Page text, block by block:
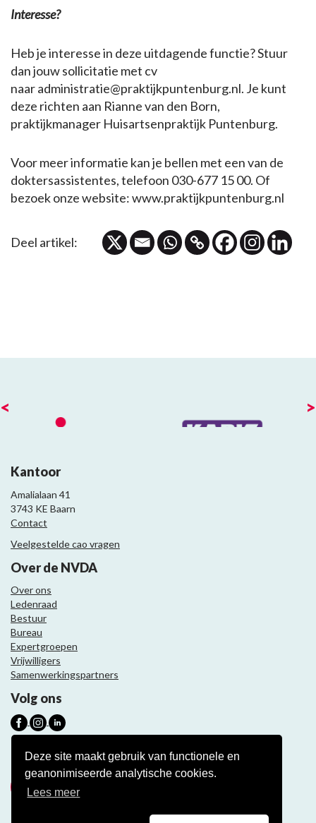
Deze site maakt gebruik van functionele en
geanonimiseerde analytische cookies.
Lees meer
Interesse?
Heb je interesse in deze uitdagende functie? Stuur
dan jouw sollicitatie met cv
naar administratie@praktijkpuntenburg.nl. Je kunt
deze richten aan Rianne van den Born,
praktijkmanager Huisartsenpraktijk Puntenburg.
Voor meer informatie kan je bellen met een van de
doktersassistentes, telefoon 030-677 15 00. Of
bezoek onze website: www.praktijkpuntenburg.nl
Deel artikel:
< >
Kantoor
Amalialaan 41
3743 KE Baarn
Contact
Veelgestelde cao vragen
Over de NVDA
Over ons
Ledenraad
Bestuur
Bureau
Expertgroepen
Vrijwilligers
Samenwerkingspartners
Volg ons
Nieuwsbrief
Meld je aan